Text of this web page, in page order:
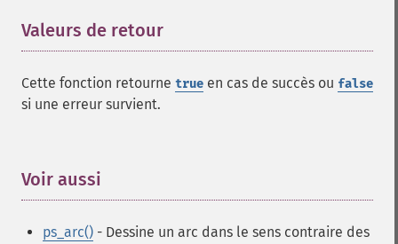
Valeurs de retour
Cette fonction retourne true en cas de succès ou false
si une erreur survient.
Voir aussi
ps_arc() - Dessine un arc dans le sens contraire des